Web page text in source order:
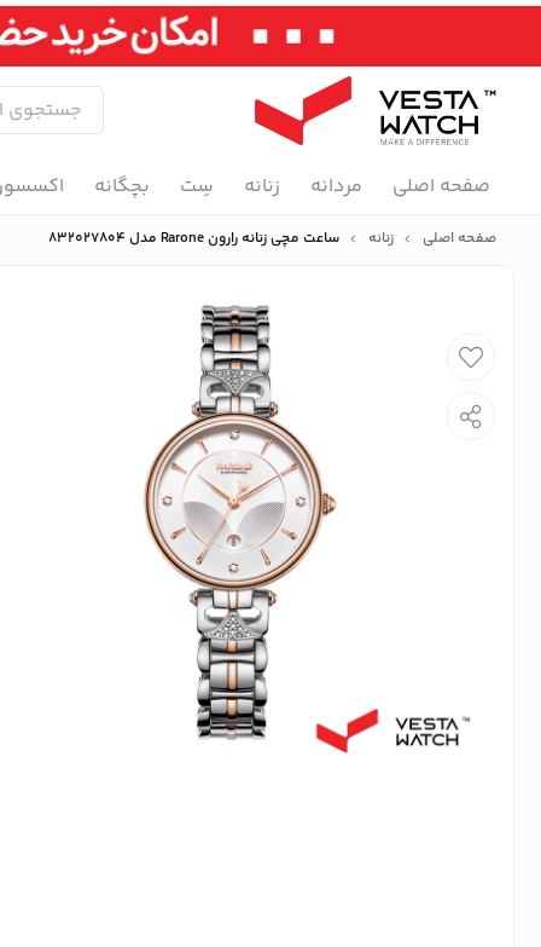
صفحه اصلی مردانه زنانه سِت بچگانه
صفحه اصلی زنانه ساعت مچی زنانه رارون Rarone مدل 832027804